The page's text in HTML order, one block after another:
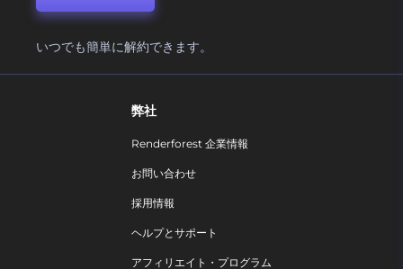
いつでも簡単に解約できます。
弊社
Renderforest 企業情報
お問い合わせ
採用情報
ヘルプとサポート
アフィリエイト・プログラム